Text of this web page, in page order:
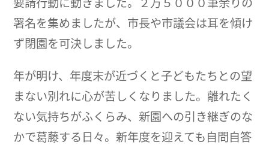
署名を集めましたが、市長や市議会は耳を傾け
ず閉園を可決しました。
年が明け、年度末が近づくと子どもたちとの望
まない別れに心が苦しくなりました。離れたく
ない気持ちがふくらみ、新園への引き継ぎのな
かで葛藤する日々。新年度を迎えても自問自答